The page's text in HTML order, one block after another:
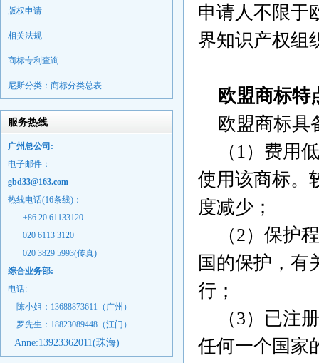
版权申请
相关法规
商标专利查询
尼斯分类：商标分类总表
服务热线
广州总公司:
电子邮件：
gbd33@163.com
热线电话(16条线)：
+86 20 61133120
020 6113 3120
020 3829 5993(传真)
综合业务部:
电话:
陈小姐：13688873611（广州）
罗先生：18823089448 （江门）
Anne:13923362011(珠海)
申请人不限于
界知识产权组
欧盟商标特
欧盟商标具
（1）费用
使用该商标。
度减少；
（2）保护
国的保护，有
行；
（3）已注
任何一个国家